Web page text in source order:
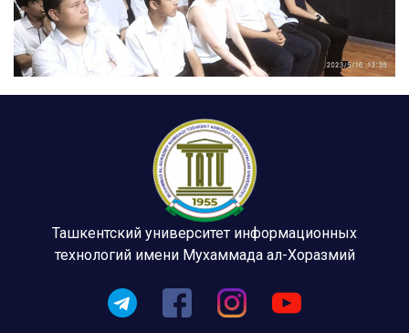
Ташкентский университет информационных
технологий имени Мухаммада ал-Хоразмий